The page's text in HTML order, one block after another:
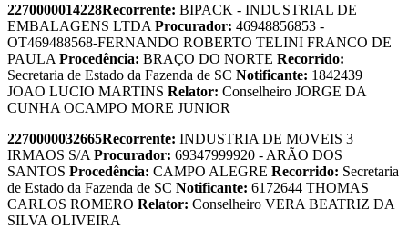
2270000014228Recorrente: BIPACK - INDUSTRIAL DE
EMBALAGENS LTDA Procurador: 46948856853 -
OT469488568-FERNANDO ROBERTO TELINI FRANCO DE
PAULA Procedência: BRAÇO DO NORTE Recorrido:
Secretaria de Estado da Fazenda de SC Notificante: 1842439
JOAO LUCIO MARTINS Relator: Conselheiro JORGE DA
CUNHA OCAMPO MORE JUNIOR
2270000032665Recorrente: INDUSTRIA DE MOVEIS 3
IRMAOS S/A Procurador: 69347999920 - ARÃO DOS
SANTOS Procedência: CAMPO ALEGRE Recorrido: Secretaria
de Estado da Fazenda de SC Notificante: 6172644 THOMAS
CARLOS ROMERO Relator: Conselheiro VERA BEATRIZ DA
SILVA OLIVEIRA